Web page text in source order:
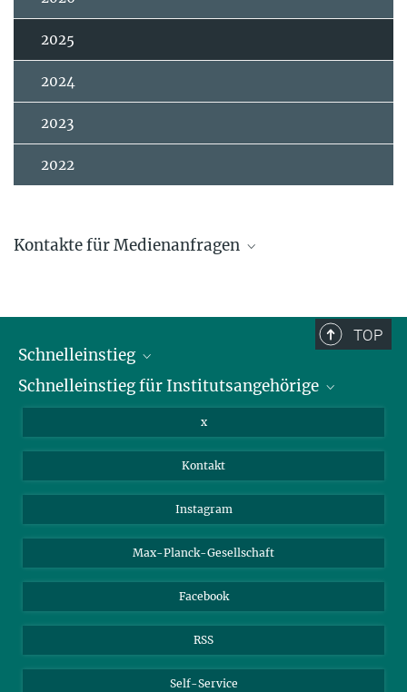
2025
2024
2023
2022
Kontakte für Medienanfragen
+49 3641 686-606
Max-Planck-Institut für Geoanthropologie, Kahlaische Straße 10,
TOP
Schnelleinstieg
Bibliothek
Schnelleinstieg für Institutsangehörige
Webmail
Nextcloud
x
Kontakt
Instagram
Max-Planck-Gesellschaft
Facebook
RSS
Self-Service